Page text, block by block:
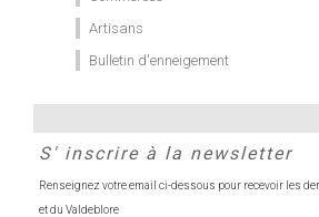
Artisans
Bulletin d'enneigement
S' inscrire à la newsletter
Renseignez votre email ci-dessous pour recevoir les
et du Valdeblore